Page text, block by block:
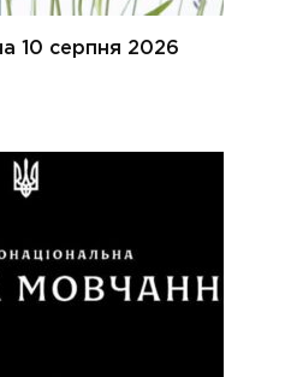
10 серпня 2026